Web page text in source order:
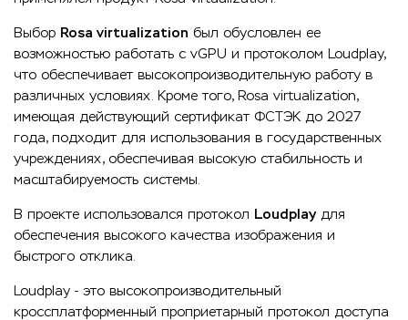
Выбор Rosa virtualization был обусловлен ее
возможностью работать с vGPU и протоколом Loudplay,
что обеспечивает высокопроизводительную работу в
различных условиях. Кроме того, Rosa virtualization,
имеющая действующий сертификат ФСТЭК до 2027
года, подходит для использования в государственных
учреждениях, обеспечивая высокую стабильность и
масштабируемость системы.
В проекте использовался протокол Loudplayдля
обеспечения высокого качества изображения и
быстрого отклика.
Loudplay - это высокопроизводительный
кроссплатформенный проприетарный протокол доступа